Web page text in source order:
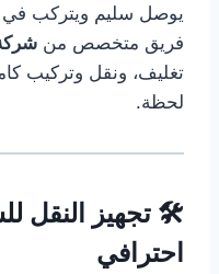
يوصل سليم ويتركب في
فريق متخصص من
تغليف، ونقل وتركيب
لحظة.
🛠️ تجهيز النقل
احترافي